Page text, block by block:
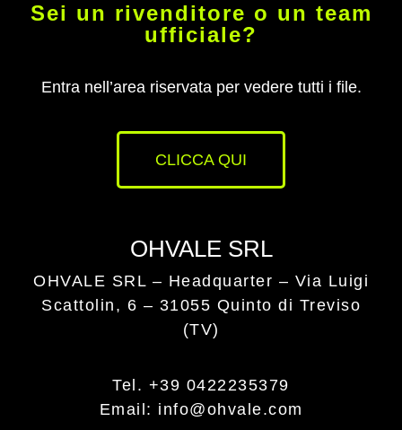
Sei un rivenditore o un team
ufficiale?
Entra nell’area riservata per vedere tutti i file.
CLICCA QUI
OHVALE SRL
OHVALE SRL – Headquarter – Via Luigi
Scattolin, 6 – 31055 Quinto di Treviso
(TV)
Tel. +39 0422235379
Email: info@ohvale.com